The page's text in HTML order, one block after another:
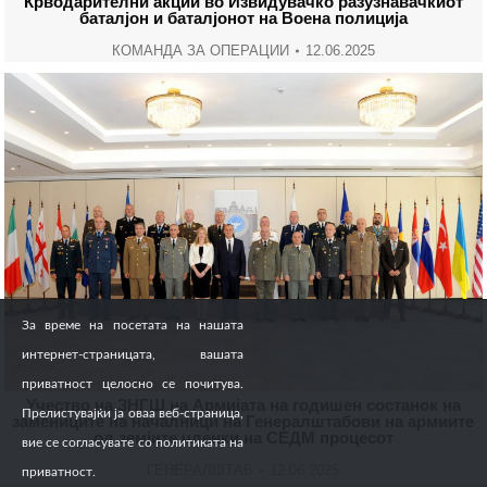
баталјон и баталјонот на Воена полиција
КОМАНДА ЗА ОПЕРАЦИИ 12.06.2025
Учество на ЗНГШ на Армијата на годишен состанок на
замениците на началници на Генералштабови на армиите
од земјите членки на СЕДМ процесот
За време на посетата на нашата
интернет-страницата, вашата
приватност целосно се почитува.
Прелистувајќи ја оваа веб-страница,
вие се согласувате со политиката на
приватност.